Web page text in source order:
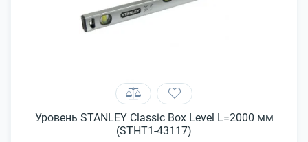
Уровень STANLEY Classic Box Level L=2000 мм
(STHT1-43117)